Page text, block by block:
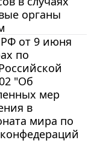
органы
РФ от 9 июня
по
"Об
мер
в
мира по